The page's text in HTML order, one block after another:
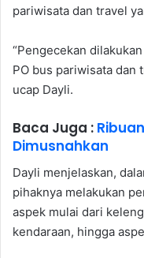
pariwisata dan travel
“Pengecekan
PO bus pariwisata dan
ucap Dayli.
Baca Juga :
Dimusnahkan
Dayli menjelaskan,
pihaknya melakukan
aspek mulai dari
kendaraan, hingga